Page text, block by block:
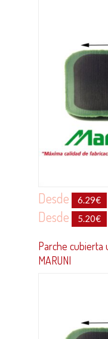
Desde 6.29€
Desde
5.20€
Parche cubierta
MARUNI